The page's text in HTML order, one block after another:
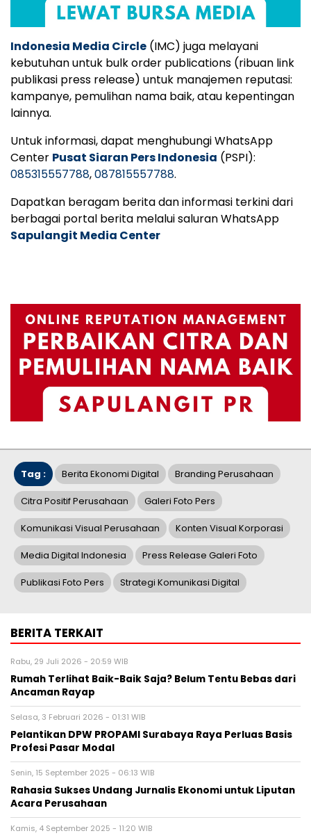
Indonesia Media Circle (IMC) juga melayani
kebutuhan untuk bulk order publications (ribuan link
publikasi press release) untuk manajemen reputasi:
kampanye, pemulihan nama baik, atau kepentingan
lainnya.
Untuk informasi, dapat menghubungi WhatsApp
Center Pusat Siaran Pers Indonesia (PSPI):
085315557788,087815557788.
Dapatkan beragam berita dan informasi terkini dari
berbagai portal berita melalui saluran WhatsApp
Sapulangit Media Center
Tag : Berita Ekonomi Digital Branding Perusahaan
Citra Positif Perusahaan Galeri Foto Pers
Komunikasi Visual Perusahaan Konten Visual Korporasi
Media Digital Indonesia Press Release Galeri Foto
Publikasi Foto Pers Strategi Komunikasi Digital
BERITA TERKAIT
Rabu, 29 Juli 2026 - 20:59 WIB
Rumah Terlihat Baik-Baik Saja? Belum Tentu Bebas dari
Ancaman Rayap
Selasa, 3 Februari 2026 - 01:31 WIB
Pelantikan DPW PROPAMI Surabaya Raya Perluas Basis
Profesi Pasar Modal
Senin, 15 September 2025 - 06:13 WIB
Rahasia Sukses Undang Jurnalis Ekonomi untuk Liputan
Acara Perusahaan
Kamis, 4 September 2025 - 11:20 WIB